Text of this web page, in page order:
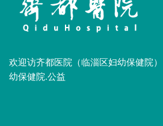
欢迎访齐都医院（临淄区妇幼保健院
幼保健院.公益